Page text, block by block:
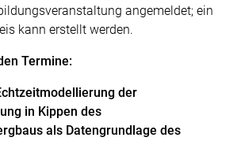
angemeldet; ein
kann erstellt werden.
Termine:
der
in Kippen des
als Datengrundlage des